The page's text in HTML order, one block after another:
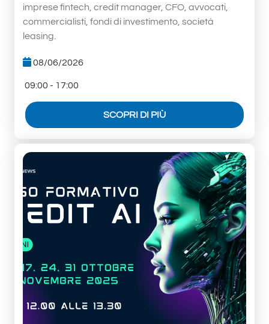
imprese fintech, credit manager, CFO, avvocati,
commercialisti, fondi di investimento, società
leasing.
08/06/2026
09:00 - 17:00
SCOPRI DI PIÙ